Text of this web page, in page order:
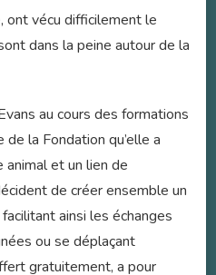
ont vécu difficilement le
dans la peine autour de la
au cours des formations
de la Fondation qu’elle a
animal et un lien de
de créer ensemble un
ainsi les échanges
ou se déplaçant
gratuitement, a pour